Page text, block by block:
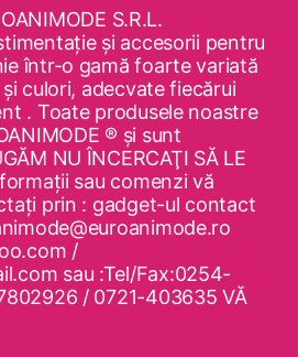
S.R.L.
şi accesorii pentru
într-o gamă foarte variată
culori, adecvate fiecărui
. Toate produsele noastre
® şi sunt
NU ÎNCERCAŢI SĂ LE
sau comenzi vă
prin : gadget-ul contact
/
sau :Tel/Fax:0254-
/ 0721-403635 VĂ